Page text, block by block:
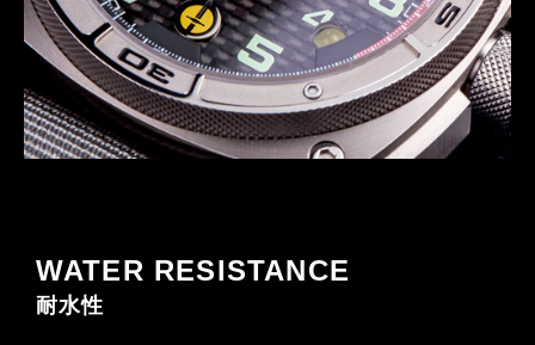
WATER RESISTANCE
耐水性